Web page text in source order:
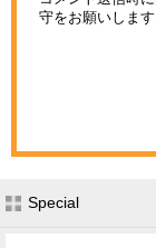
Special